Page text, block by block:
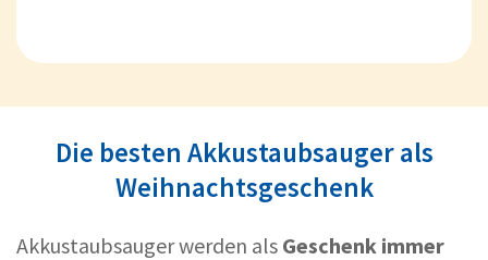
Die besten Akkustaubsauger als
Weihnachtsgeschenk
Akkustaubsauger werden als Geschenk immer